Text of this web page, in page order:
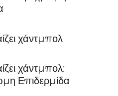
χάντμπολ
χάντμπολ:
Επιδερμίδα